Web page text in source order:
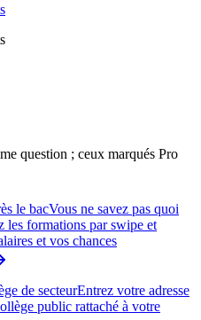
question ; ceux marqués Pro
le bacVous ne savez pas quoi
les formations par swipe et
et vos chances
de secteurEntrez votre adresse
public rattaché à votre